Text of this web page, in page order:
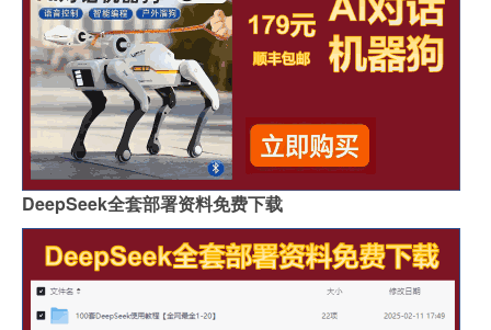
DeepSeek全套部署资料免费下载